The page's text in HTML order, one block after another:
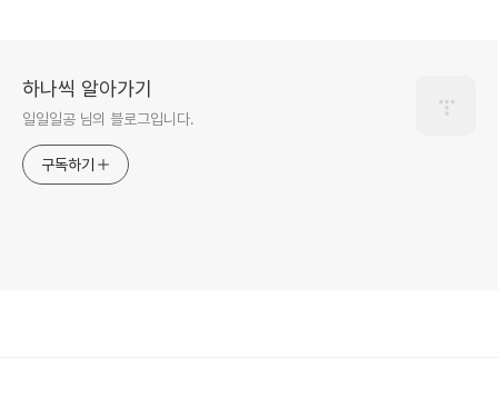
하나씩 알아가기
일일일공 님의 블로그입니다.
구독하기